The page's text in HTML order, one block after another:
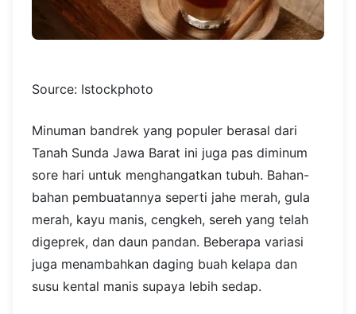
Source: Istockphoto
Minuman bandrek yang populer berasal dari
Tanah Sunda Jawa Barat ini juga pas diminum
sore hari untuk menghangatkan tubuh. Bahan-
bahan pembuatannya seperti jahe merah, gula
merah, kayu manis, cengkeh, sereh yang telah
digeprek, dan daun pandan. Beberapa variasi
juga menambahkan daging buah kelapa dan
susu kental manis supaya lebih sedap.